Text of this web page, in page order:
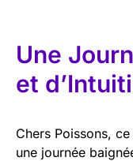
Une
et
Chers Poissons, ce
une journée